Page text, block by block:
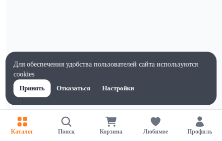
Характеристики
Ширина, мм
Каталог Поиск Корзина Любимое Профиль
Для обеспечения удобства пользователей сайта используются
cookies
Принять
Отказаться Настройки